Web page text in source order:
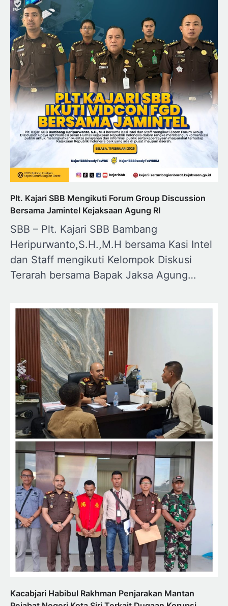
Plt. Kajari SBB Mengikuti Forum Group Discussion
Bersama Jamintel Kejaksaan Agung RI
SBB – Plt. Kajari SBB Bambang
Heripurwanto,S.H.,M.H bersama Kasi Intel
dan Staff mengikuti Kelompok Diskusi
Terarah bersama Bapak Jaksa Agung…
Kacabjari Habibul Rakhman Penjarakan Mantan